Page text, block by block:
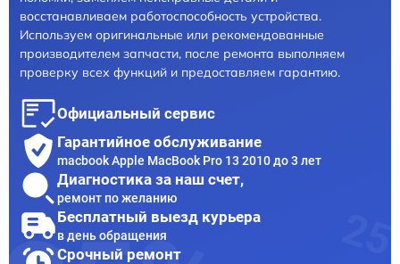
восстанавливаем работоспособность устройства.
Используем оригинальные или рекомендованные
производителем запчасти, после ремонта выполняем
проверку всех функций и предоставляем гарантию.
Официальный сервис
Гарантийное обслуживание
macbook Apple MacBook Pro 13 2010 до 3 лет
Диагностика за наш счет,
ремонт по желанию
Бесплатный выезд курьера
в день обращения
Срочный ремонт